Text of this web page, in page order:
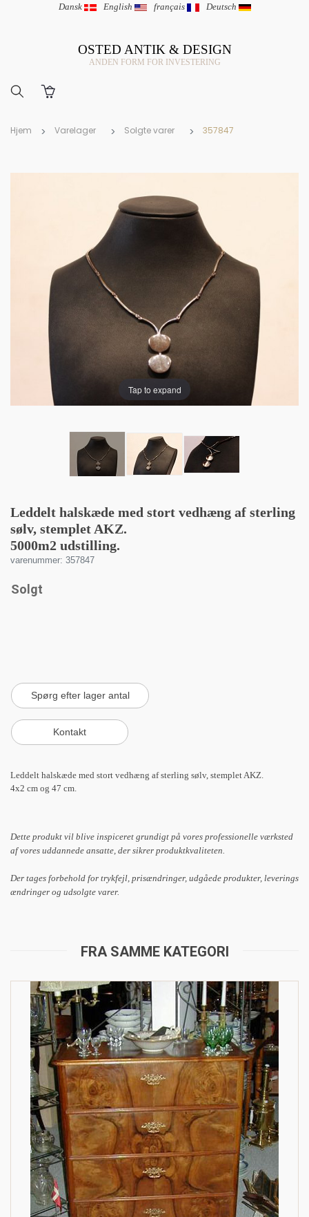
Dansk | English | français | Deutsch
OSTED ANTIK & DESIGN
ANDEN FORM FOR INVESTERING
Hjem Varelager Solgte varer 357847
Tap to expand
Leddelt halskæde med stort vedhæng af sterling
sølv, stemplet AKZ.
5000m2 udstilling.
varenummer: 357847
Solgt
Leddelt halskæde med stort vedhæng af sterling sølv, stemplet AKZ.
4x2 cm og 47 cm.
Dette produkt vil blive inspiceret grundigt på vores professionelle værksted
af vores uddannede ansatte, der sikrer produktkvaliteten.
Der tages forbehold for trykfejl, prisændringer, udgåede produkter, leverings
ændringer og udsolgte varer.
FRA SAMME KATEGORI